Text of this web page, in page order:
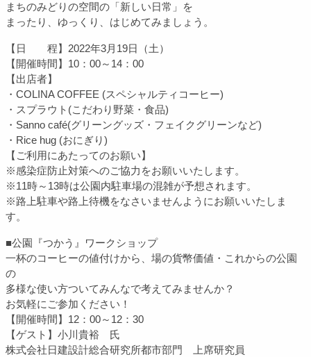
まちのみどりの空間の「新しい日常」を
まったり、ゆっくり、はじめてみましょう。
【日 程】2022年3月19日（土）
【開催時間】10：00～14：00
【出店者】
・COLINA COFFEE (スペシャルティコーヒー)
・スプラウト(こだわり野菜・食品)
・Sanno café(グリーングッズ・フェイクグリーンなど)
・Rice hug (おにぎり)
【ご利用にあたってのお願い】
※感染症防止対策へのご協力をお願いいたします。
※11時～13時は公園内駐車場の混雑が予想されます。
※路上駐車や路上待機をなさいませんようにお願いいたしま
す。
■公園『つかう』ワークショップ
一杯のコーヒーの値付けから、場の貨幣価値・これからの公園
の
多様な使い方ついてみんなで考えてみませんか？
お気軽にご参加ください！
【開催時間】12：00～12：30
【ゲスト】小川貴裕 氏
株式会社日建設計総合研究所都市部門 上席研究員